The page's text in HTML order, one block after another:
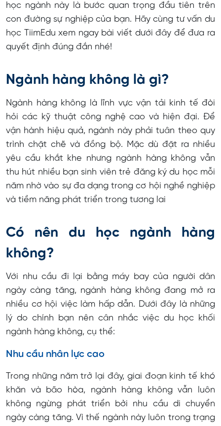
Các câu hỏi về du học ngành hàng không
Học ngành hàng không cần kỹ năng gì?
Học ngành hàng không ở nước nào rẻ nhất?
học ngành này là bước quan trọng đầu tiên trên
con đường sự nghiệp của bạn. Hãy cùng tư vấn du
học TiimEdu xem ngay bài viết dưới đây để đưa ra
quyết định đúng đắn nhé!
Ngành hàng không là gì?
Ngành hàng không là lĩnh vực vận tải kinh tế đòi
hỏi các kỹ thuật công nghệ cao và hiện đại. Để
vận hành hiệu quả, ngành này phải tuân theo quy
trình chặt chẽ và đồng bộ. Mặc dù đặt ra nhiều
yêu cầu khắt khe nhưng ngành hàng không vẫn
thu hút nhiều bạn sinh viên trẻ đăng ký du học mỗi
năm nhờ vào sự đa dạng trong cơ hội nghề nghiệp
và tiềm năng phát triển trong tương lai
Có nên du học ngành hàng
không?
Với nhu cầu đi lại bằng máy bay của người dân
ngày càng tăng, ngành hàng không đang mở ra
nhiều cơ hội việc làm hấp dẫn. Dưới đây là những
lý do chính bạn nên cân nhắc việc du học khối
ngành hàng không, cụ thể:
Nhu cầu nhân lực cao
Trong những năm trở lại đây, giai đoạn kinh tế khó
khăn và bão hòa, ngành hàng không vẫn luôn
không ngừng phát triển bởi nhu cầu di chuyển
ngày càng tăng. Vì thế ngành này luôn trong trạng